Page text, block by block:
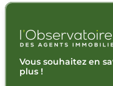
Vous souhaitez en
plus !